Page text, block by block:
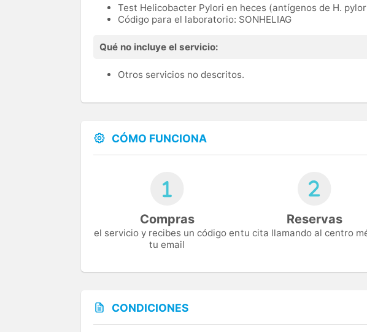
Test Helicobacter Pylori en heces (antígenos de H.
Código para el laboratorio: SONHELIAG
Qué no incluye el servicio:
Otros servicios no descritos.
CÓMO FUNCIONA
Compras
el servicio y recibes un código en
tu email
Reservas
tu cita llamando al centro
CONDICIONES